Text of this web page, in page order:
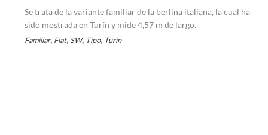
Se trata de la variante familiar de la berlina italiana, la cual ha
sido mostrada en Turín y mide 4,57 m de largo.
Familiar, Fiat, SW, Tipo, Turin